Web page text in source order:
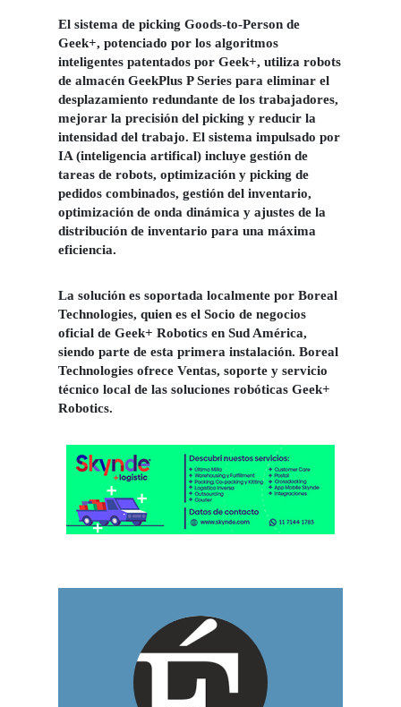
El sistema de picking Goods-to-Person de
Geek+, potenciado por los algoritmos
inteligentes patentados por Geek+, utiliza robots
de almacén GeekPlus P Series para eliminar el
desplazamiento redundante de los trabajadores,
mejorar la precisión del picking y reducir la
intensidad del trabajo. El sistema impulsado por
IA (inteligencia artifical) incluye gestión de
tareas de robots, optimización y picking de
pedidos combinados, gestión del inventario,
optimización de onda dinámica y ajustes de la
distribución de inventario para una máxima
eficiencia.
La solución es soportada localmente por Boreal
Technologies, quien es el Socio de negocios
oficial de Geek+ Robotics en Sud América,
siendo parte de esta primera instalación. Boreal
Technologies ofrece Ventas, soporte y servicio
técnico local de las soluciones robóticas Geek+
Robotics.